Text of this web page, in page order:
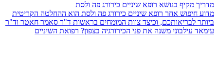
מדריך מקיף בנושא רופא שיניים כירורג פה ולסת
מדוע חיפוש אחר רופא שיניים כירורג פה ולסת הוא ההחלטה הקריטית
ביותר לבריאותכם, וכיצד צוות המומחים בראשות ד"ר סאמר חאטר וד"ר
עימאד עילבוני משנה את פני הכירורגיה בצפון? רפואת השיניים